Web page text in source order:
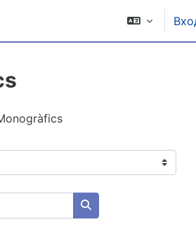
Поиск курса